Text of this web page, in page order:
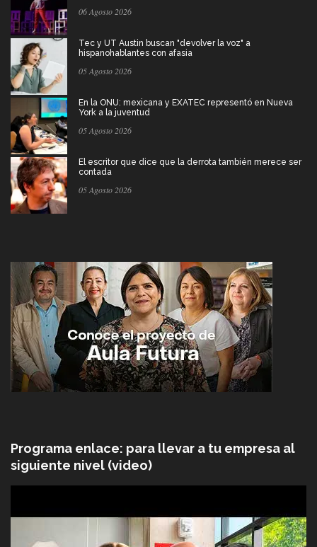
06 Agosto 2026
Tec y UT Austin buscan "devolver la voz" a
hispanohablantes con afasia
05 Agosto 2026
En la ONU: mexicana y EXATEC representó en Nueva
York a la juventud
05 Agosto 2026
El escritor que dice que la derrota también merece ser
contada
05 Agosto 2026
Programa enlace: para llevar a tu empresa al
siguiente nivel (video)